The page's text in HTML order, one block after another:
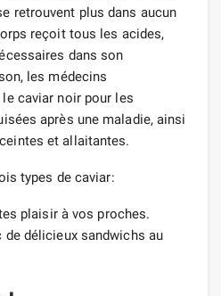
retrouvent plus dans aucun
reçoit tous les acides,
dans son
les médecins
caviar noir pour les
après une maladie, ainsi
et allaitantes.
types de caviar:
plaisir à vos proches.
de délicieux sandwichs au